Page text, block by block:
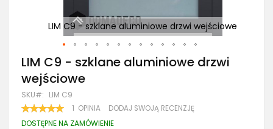
LIM C9 - szklane aluminiowe drzwi wejściowe
Przejdź
na
początek
galerii
LIM C9 - szklane aluminiowe drzwi
wejściowe
SKU LIM C9
OCENA:
100 100
1 OPINIA DODAJ SWOJĄ RECENZJĘ
DOSTĘPNE NA ZAMÓWIENIE